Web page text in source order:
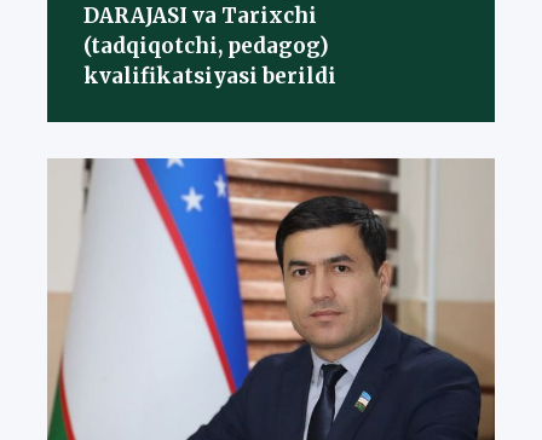
DARAJASI va Tarixchi
(tadqiqotchi, pedagog)
kvalifikatsiyasi berildi